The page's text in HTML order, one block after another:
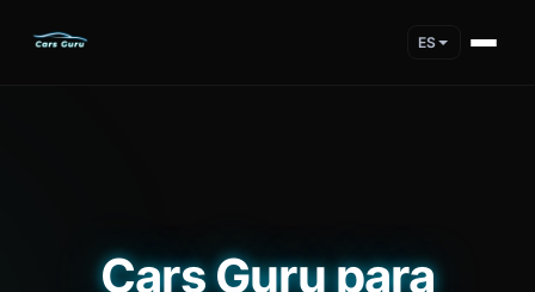
ES
Cars Guru para